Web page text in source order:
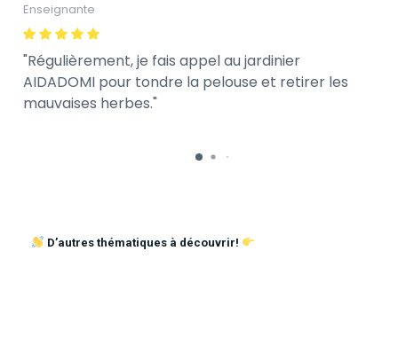
Enseignante
Régulièrement, je fais appel au jardinier
AIDADOMI pour tondre la pelouse et retirer les
mauvaises herbes.
D’autres thématiques à découvrir!